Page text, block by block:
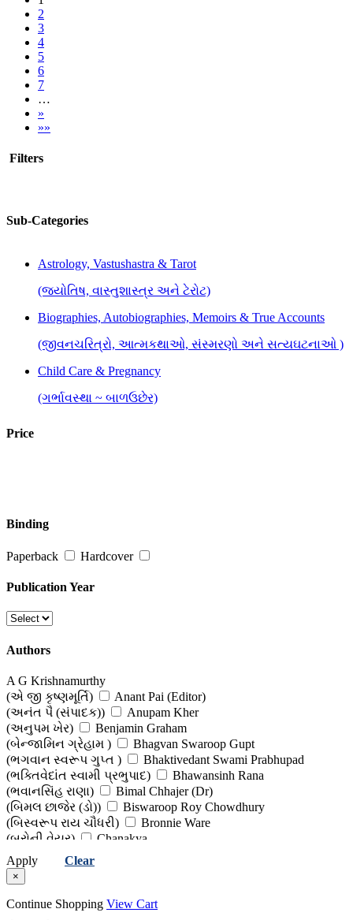
2
3
4
5
6
7
…
»
»»
Filters
Sub-Categories
Astrology, Vastushastra & Tarot
(જ્યોતિષ, વાસ્તુશાસ્ત્ર અને ટેરોટ)
Biographies, Autobiographies, Memoirs & True Accounts
(જીવનચરિત્રો, આત્મકથાઓ, સંસ્મરણો અને સત્યઘટનાઓ )
Child Care & Pregnancy
(ગર્ભાવસ્થા ~ બાળઉછેર)
Cookery
(રસોઈકળા)
Edited Works
(વિશિષ્ટ સંપાદનો)
Gandhi
(ગાંધીજી)
Health & Fitness
(આરોગ્ય અને તંદુરસ્તી )
History, Culture, Politics & Public Administration
(ઈતિહાસ, સંસ્કૃતિ, રાજકારણ અને જાહેર વહીવટ )
Inspirational, Self Help & Reflective
Quotations, Proverbs & Epigrams
Price
Binding
Paperback Hardcover
Publication Year
Authors
A G Krishnamurthy
(એ જી કૃષ્ણમૂર્તિ)
Anant Pai (Editor)
(અનંત પૈ (સંપાદક))
Anupam Kher
(અનુપમ ખેર)
Benjamin Graham
(બેન્જામિન ગ્રેહામ )
Bhagvan Swaroop Gupt
(ભગવાન સ્વરૂપ ગુપ્ત )
Bhaktivedant Swami Prabhupad
(ભક્તિવેદાંત સ્વામી પ્રભુપાદ)
Bhawansinh Rana
(ભવાનસિંહ રાણા)
Bimal Chhajer (Dr)
(બિમલ છાજેર (ડો))
Biswaroop Roy Chowdhury
(બિસ્વરૂપ રાય ચૌધરી)
Bronnie Ware
(બ્રોની વેયર)
Chanakya
(ચાણક્ય)
(કીરો )
Daaji Kamlesh D Patel
(દાજી કમલેશ ડી. પટેલ)
(ડેલ કાર્નેગી)
Himanshu Sampat
Apply Clear
×
Continue Shopping View Cart